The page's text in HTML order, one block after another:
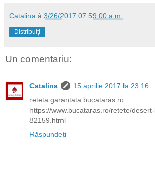
Catalina à 3/26/2017 07:59:00 a.m.
Distribuiți
Un comentariu:
Catalina
15 aprilie 2017 la 23:16
reteta garantata bucataras.ro
https://www.bucataras.ro/retete/
82159.html
Răspundeți